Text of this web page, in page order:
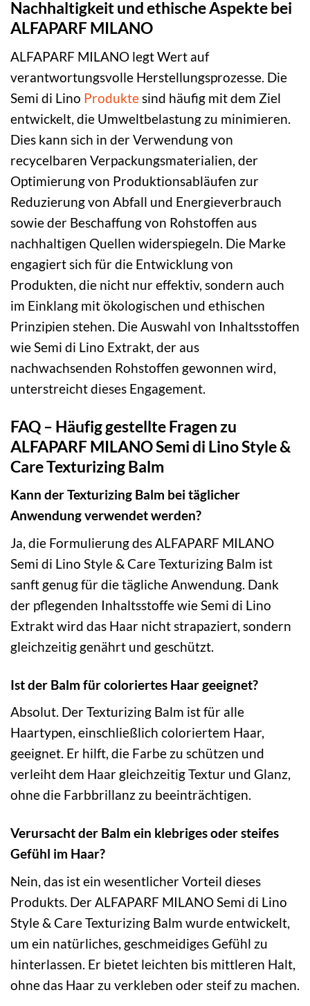
Nachhaltigkeit und ethische Aspekte bei
ALFAPARF MILANO
ALFAPARF MILANO legt Wert auf
verantwortungsvolle Herstellungsprozesse. Die
Semi di Lino Produktesind häufig mit dem Ziel
entwickelt, die Umweltbelastung zu minimieren.
Dies kann sich in der Verwendung von
recycelbaren Verpackungsmaterialien, der
Optimierung von Produktionsabläufen zur
Reduzierung von Abfall und Energieverbrauch
sowie der Beschaffung von Rohstoffen aus
nachhaltigen Quellen widerspiegeln. Die Marke
engagiert sich für die Entwicklung von
Produkten, die nicht nur effektiv, sondern auch
im Einklang mit ökologischen und ethischen
Prinzipien stehen. Die Auswahl von Inhaltsstoffen
wie Semi di Lino Extrakt, der aus
nachwachsenden Rohstoffen gewonnen wird,
unterstreicht dieses Engagement.
FAQ – Häufig gestellte Fragen zu
ALFAPARF MILANO Semi di Lino Style &
Care Texturizing Balm
Kann der Texturizing Balm bei täglicher
Anwendung verwendet werden?
Ja, die Formulierung des ALFAPARF MILANO
Semi di Lino Style & Care Texturizing Balm ist
sanft genug für die tägliche Anwendung. Dank
der pflegenden Inhaltsstoffe wie Semi di Lino
Extrakt wird das Haar nicht strapaziert, sondern
gleichzeitig genährt und geschützt.
Ist der Balm für coloriertes Haar geeignet?
Absolut. Der Texturizing Balm ist für alle
Haartypen, einschließlich coloriertem Haar,
geeignet. Er hilft, die Farbe zu schützen und
verleiht dem Haar gleichzeitig Textur und Glanz,
ohne die Farbbrillanz zu beeinträchtigen.
Verursacht der Balm ein klebriges oder steifes
Gefühl im Haar?
Nein, das ist ein wesentlicher Vorteil dieses
Produkts. Der ALFAPARF MILANO Semi di Lino
Style & Care Texturizing Balm wurde entwickelt,
um ein natürliches, geschmeidiges Gefühl zu
hinterlassen. Er bietet leichten bis mittleren Halt,
ohne das Haar zu verkleben oder steif zu machen.